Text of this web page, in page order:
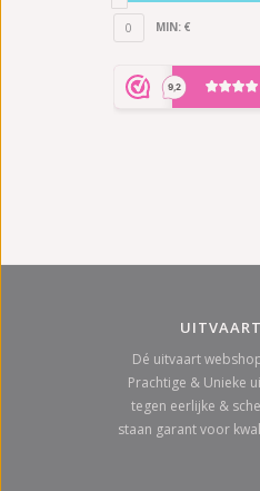
0 MIN: €
Dé uitvaart
Prachtige & Unieke
tegen eerlijke &
staan garant voor